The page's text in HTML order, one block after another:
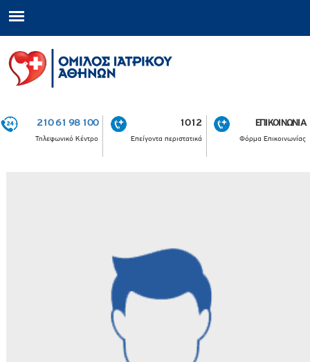
210 61 98 100
Τηλεφωνικό Κέντρο
1012
Επείγοντα περιστατικά
ΕΠΙΚΟΙΝΩΝΙΑ
Φόρμα Επικοινωνίας